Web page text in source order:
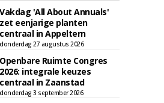
Vakdag 'All About Annuals'
zet eenjarige planten
centraal in Appeltern
donderdag 27 augustus 2026
Openbare Ruimte Congres
2026: integrale keuzes
centraal in Zaanstad
donderdag 3 september 2026